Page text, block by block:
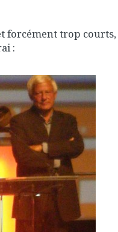
forcément trop courts,
: